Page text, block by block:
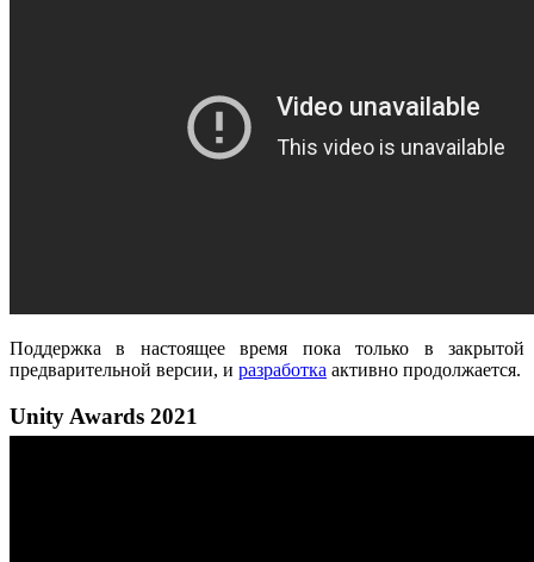
Поддержка в настоящее время пока только в закрытой
предварительной версии, и разработка активно продолжается.
Unity Awards 2021